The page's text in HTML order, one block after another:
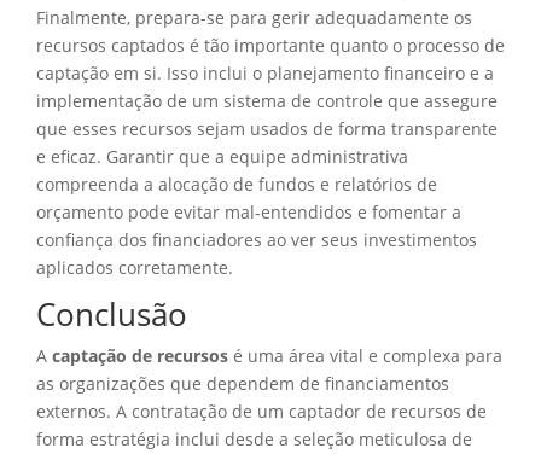
Finalmente, prepara-se para gerir adequadamente os
recursos captados é tão importante quanto o processo de
captação em si. Isso inclui o planejamento financeiro e a
implementação de um sistema de controle que assegure
que esses recursos sejam usados de forma transparente
e eficaz. Garantir que a equipe administrativa
compreenda a alocação de fundos e relatórios de
orçamento pode evitar mal-entendidos e fomentar a
confiança dos financiadores ao ver seus investimentos
aplicados corretamente.
Conclusão
A captação de recursos é uma área vital e complexa para
as organizações que dependem de financiamentos
externos. A contratação de um captador de recursos de
forma estratégia inclui desde a seleção meticulosa de